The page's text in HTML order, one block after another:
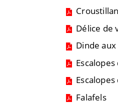
Délice de
Dinde
Falafels